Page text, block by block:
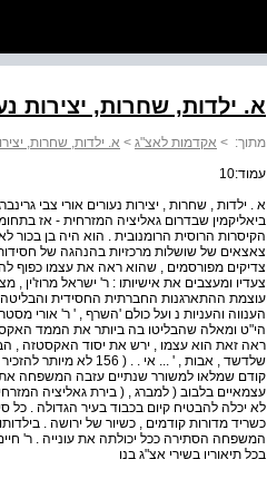
א. ילדות, שחרות, יצירות
מתוך: > אקדמות לאצ"ג > א. ילדות, שחרות,
עמוד:10
ביאליקמין שבדרום גאליציה המזרחית - אז
הקיסרות הרוסית הרומנובית . הוא היה בן בכור
צאצאים של שושלות מרכזיות בהנהגה של
צדיקים מפורסמים , שהוא ראה את עצמו כפוף
צעדיו ומעצבים את אישיותו : ר' ישראל
עוצמת ההתארגנות החברתית החסידית
הענווה והעניות נ ועל כולם 'השרף , ' ר' אורי
הי"ט ומאלה שהבליטו בה ביותר את הממד
ראה זאת הוא עצמו , ירש את יסוד האקסטזה ,
שלדשד , אבות , ' ... אי .
קודם שמלאו למשורר שנתיים עזבה המשפחה
עצמאיים בלבוב ( למברג , ( בירת גאליציה
לא יכלה להבטיח קיום בכבוד בעיר הגדולה . כל
כשריד מדורות קודמים , כשיור של ירושה .
המשפחה הסתירה ככל יכולתה את עונייה . ר'
בכל תיאוריו בשירי אצ"ג בנו